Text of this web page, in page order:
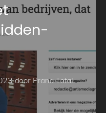
door Prana Total